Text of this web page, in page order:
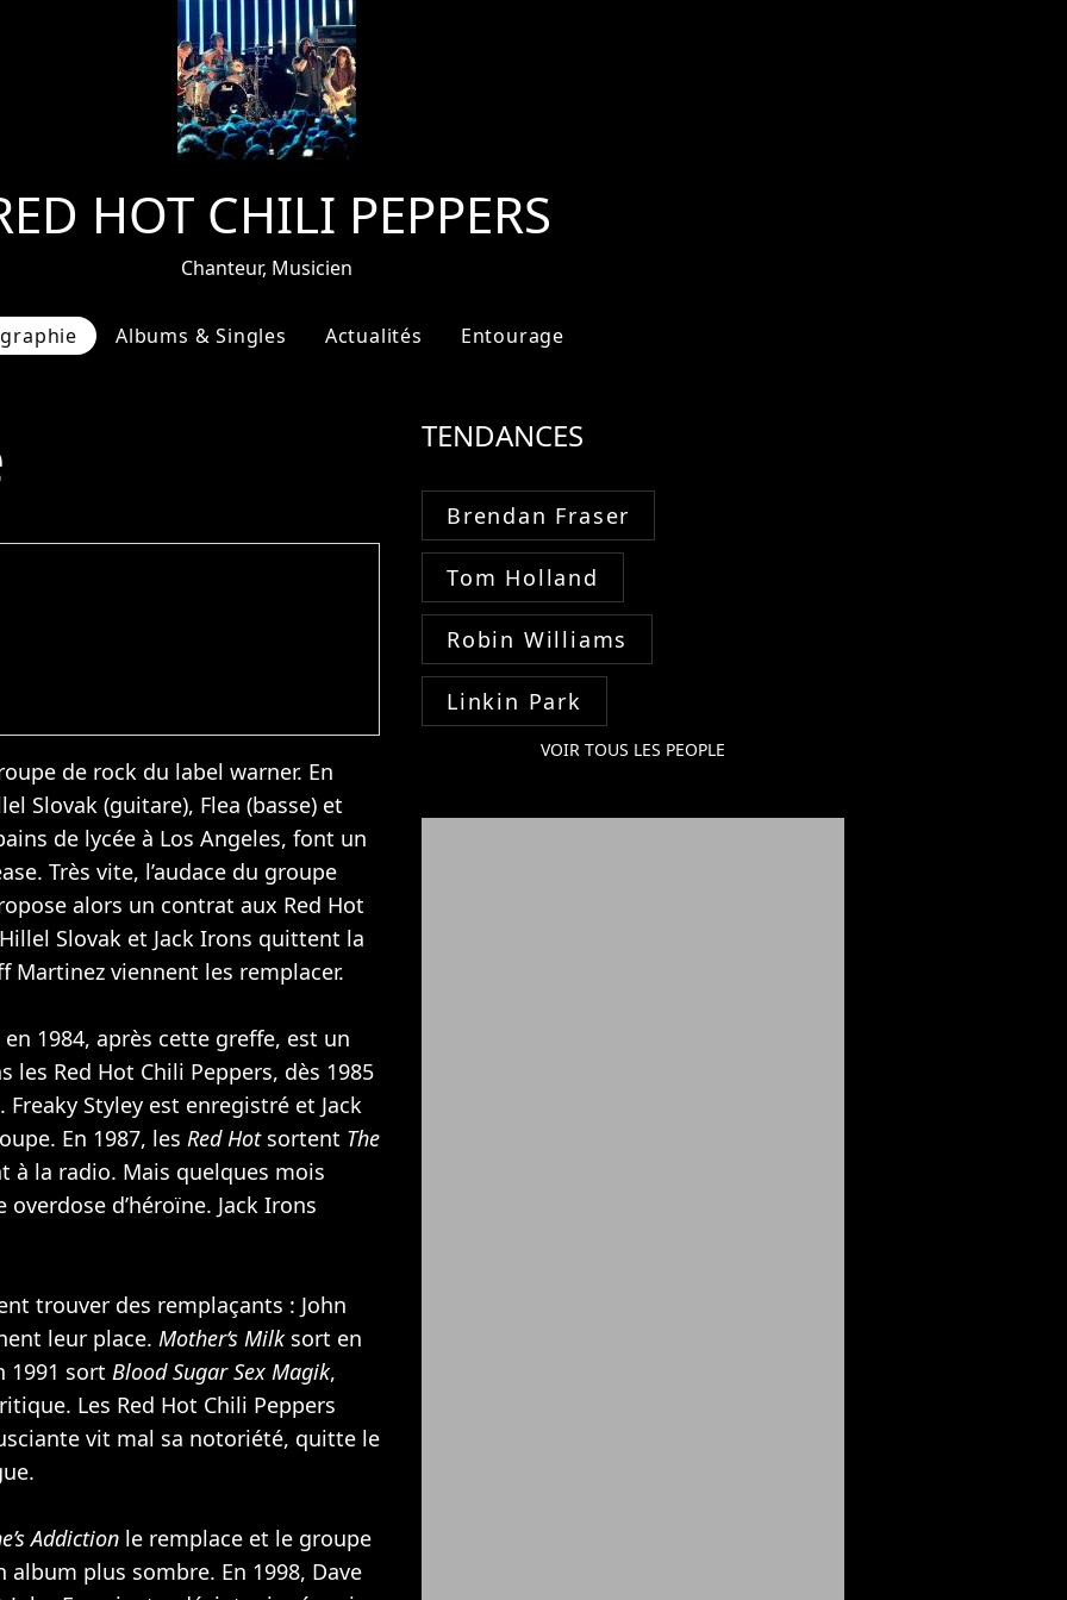
HOT CHILI PEPPERS
Chanteur, Musicien
Albums & Singles Actualités Entourage
de rock du label warner. En
Slovak (guitare), Flea (basse) et
de lycée à Los Angeles, font un
Très vite, l’audace du groupe
alors un contrat aux Red Hot
Slovak et Jack Irons quittent la
Martinez viennent les remplacer.
1984, après cette greffe, est un
les Red Hot Chili Peppers, dès 1985
Styley est enregistré et Jack
En 1987, les Red Hotsortent The
à la radio. Mais quelques mois
d’héroïne. Jack Irons
trouver des remplaçants : John
leur place. Mother‘s Milk sort en
1991 sort Blood Sugar Sex Magik,
Les Red Hot Chili Peppers
vit mal sa notoriété, quitte le
Addiction le remplace et le groupe
album plus sombre. En 1998, Dave
TENDANCES
Brendan Fraser
Tom Holland
Robin Williams
Linkin Park
VOIR TOUS LES PEOPLE